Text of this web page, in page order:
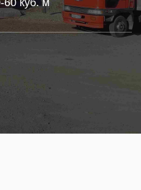
60 куб. м